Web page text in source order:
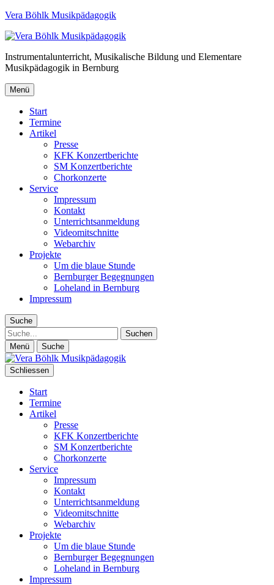
Vera Böhlk Musikpädagogik
Instrumentalunterricht, Musikalische Bildung und Elementare
Musikpädagogik in Bernburg
Menü
Start
Termine
Artikel
Presse
KFK Konzertberichte
SM Konzertberichte
Chorkonzerte
Service
Impressum
Kontakt
Unterrichtsanmeldung
Videomitschnitte
Webarchiv
Projekte
Um die blaue Stunde
Bernburger Begegnungen
Loheland in Bernburg
Impressum
Suche
Suche
Menü Suche
Schliessen
Start
Termine
Artikel
Presse
KFK Konzertberichte
SM Konzertberichte
Chorkonzerte
Service
Impressum
Kontakt
Unterrichtsanmeldung
Videomitschnitte
Webarchiv
Projekte
Um die blaue Stunde
Bernburger Begegnungen
Loheland in Bernburg
Impressum